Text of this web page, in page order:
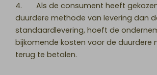
4. Als de consument heeft
duurdere methode van levering dan
standaardlevering, hoeft de
bijkomende kosten voor de duurdere
terug te betalen.